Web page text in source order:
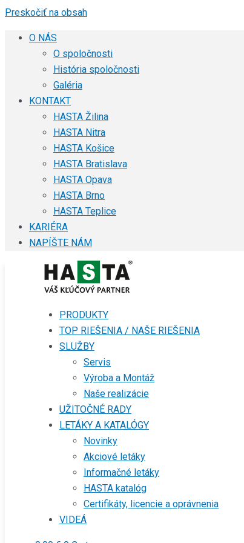
Preskočiť na obsah
O NÁS
O spoločnosti
História spoločnosti
Galéria
KONTAKT
HASTA Žilina
HASTA Nitra
HASTA Košice
HASTA Bratislava
HASTA Opava
HASTA Brno
HASTA Teplice
KARIÉRA
NAPÍŠTE NÁM
PRODUKTY
TOP RIEŠENIA / NAŠE RIEŠENIA
SLUŽBY
Servis
Výroba a Montáž
Naše realizácie
UŽITOČNÉ RADY
LETÁKY A KATALÓGY
Novinky
Akciové letáky
Informačné letáky
HASTA katalóg
Certifikáty, licencie a oprávnenia
VIDEÁ